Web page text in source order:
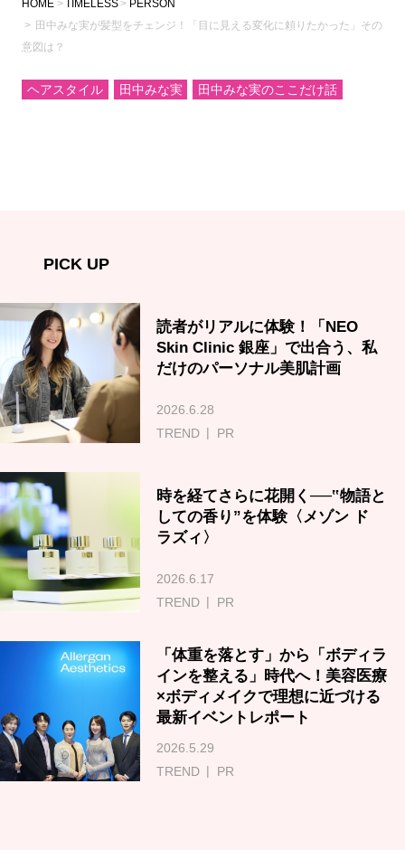
HOME TIMELESS
PERSON
田中みな実が髪型をチェンジ！「目に見える変化に頼りたかった」その
意図は？
ヘアスタイル 田中みな実 田中みな実のここだけ話
PICK UP
読者がリアルに体験！「NEO
Skin Clinic 銀座」で出合う、私
だけのパーソナル美肌計画
2026.6.28
TREND
PR
時を経てさらに花開く──‟物語と
しての香り”を体験〈メゾン ド
ラズィ〉
2026.6.17
TREND
PR
「体重を落とす」から「ボディラ
インを整える」時代へ！美容医療
×ボディメイクで理想に近づける
最新イベントレポート
2026.5.29
TREND
PR